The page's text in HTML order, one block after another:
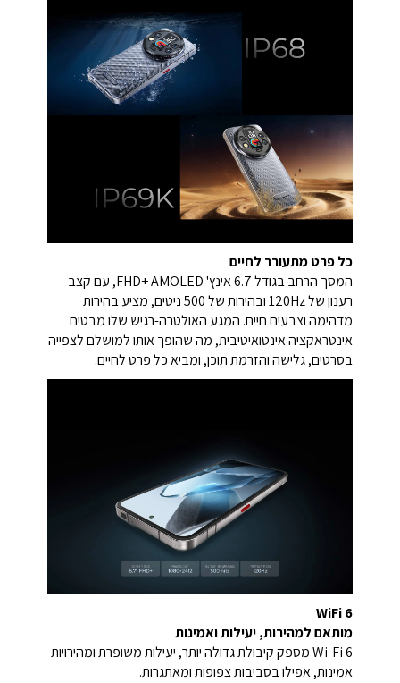
כל פרט מתעורר לחיים
המסך הרחב בגודל 6.7 אינץ' FHD+ AMOLED, עם קצב
רענון של 120Hz ובהירות של 500 ניטים, מציע בהירות
מדהימה וצבעים חיים. המגע האולטרה-רגיש שלו מבטיח
אינטראקציה אינטואיטיבית, מה שהופך אותו למושלם לצפייה
בסרטים, גלישה והזרמת תוכן, ומביא כל פרט לחיים.
WiFi 6
מותאם למהירות, יעילות ואמינות
Wi-Fi 6 מספק קיבולת גדולה יותר, יעילות משופרת ומהירויות
אמינות, אפילו בסביבות צפופות ומאתגרות.